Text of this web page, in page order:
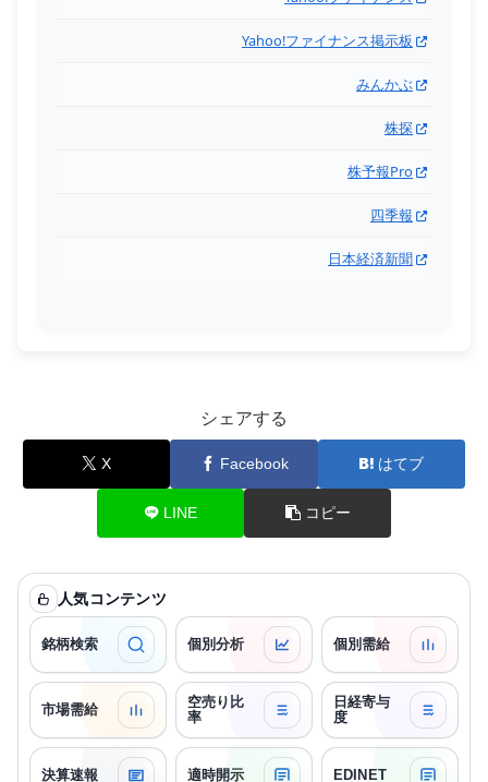
Yahoo!ファイナンス掲示板
みんかぶ
株探
株予報Pro
四季報
日本経済新聞
シェアする
X Facebook はてブ
LINE コピー
人気コンテンツ
銘柄検索 個別分析 個別需給
市場需給
空売り比
率
日経寄与
度
決算速報 適時開示 EDINET